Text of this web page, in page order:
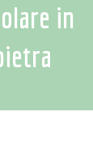
in